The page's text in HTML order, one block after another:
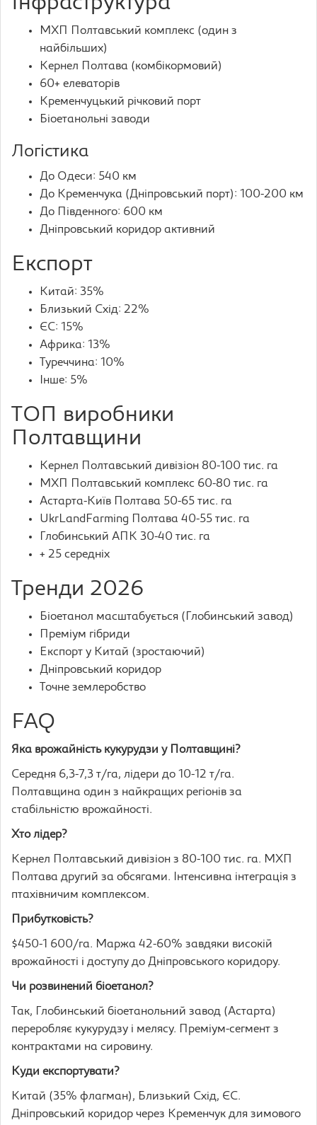
МХП Полтавський комплекс (один з
найбільших)
Кернел Полтава (комбікормовий)
60+ елеваторів
Кременчуцький річковий порт
Біоетанольні заводи
Логістика
До Одеси: 540 км
До Кременчука (Дніпровський порт): 100-200 км
До Південного: 600 км
Дніпровський коридор активний
Експорт
Китай: 35%
Близький Схід: 22%
ЄС: 15%
Африка: 13%
Туреччина: 10%
Інше: 5%
ТОП виробники
Полтавщини
Кернел Полтавський дивізіон 80-100 тис. га
МХП Полтавський комплекс 60-80 тис. га
Астарта-Київ Полтава 50-65 тис. га
UkrLandFarming Полтава 40-55 тис. га
Глобинський АПК 30-40 тис. га
+ 25 середніх
Тренди 2026
Біоетанол масштабується (Глобинський завод)
Преміум гібриди
Експорт у Китай (зростаючий)
Дніпровський коридор
Точне землеробство
FAQ
Яка врожайність кукурудзи у Полтавщині?
Середня 6,3-7,3 т/га, лідери до 10-12 т/га.
Полтавщина один з найкращих регіонів за
стабільністю врожайності.
Хто лідер?
Кернел Полтавський дивізіон з 80-100 тис. га. МХП
Полтава другий за обсягами. Інтенсивна інтеграція з
птахівничим комплексом.
Прибутковість?
$450-1 600/га. Маржа 42-60% завдяки високій
врожайності і доступу до Дніпровського коридору.
Чи розвинений біоетанол?
Так, Глобинський біоетанольний завод (Астарта)
переробляє кукурудзу і мелясу. Преміум-сегмент з
контрактами на сировину.
Куди експортувати?
Китай (35% флагман), Близький Схід, ЄС.
Дніпровський коридор через Кременчук для зимового